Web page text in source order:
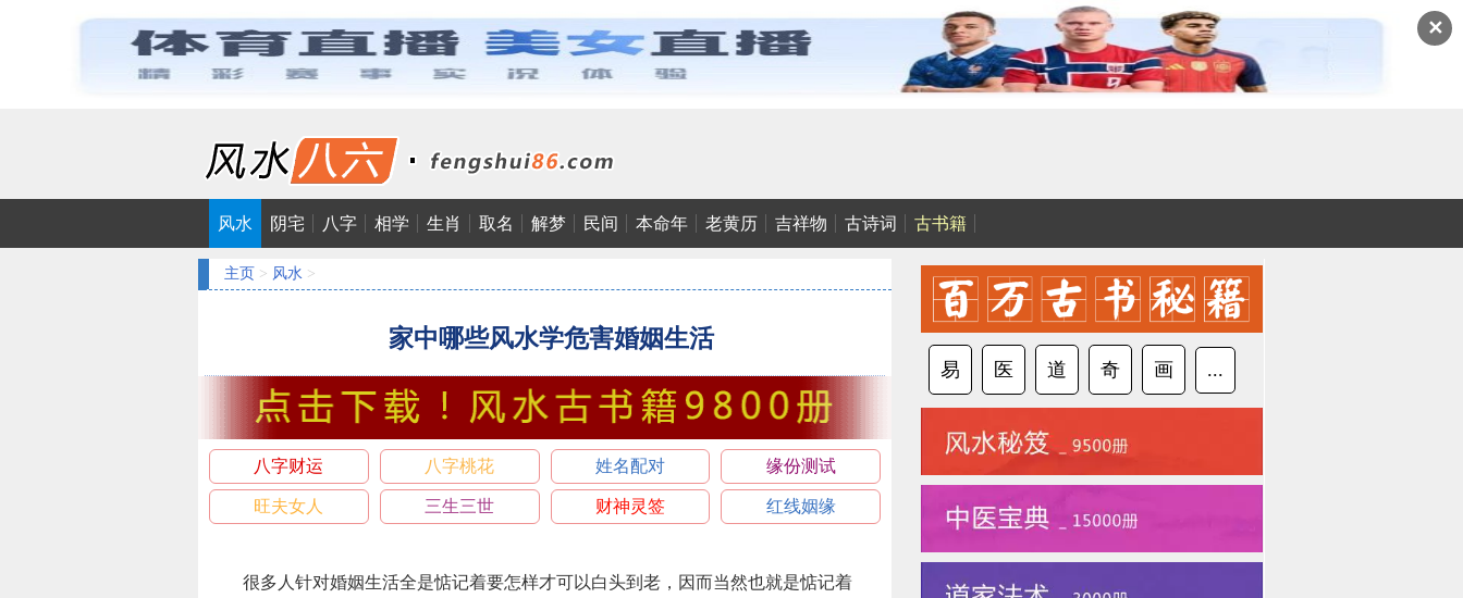
✕
风水 阴宅 八字 相学 生肖 取名 解梦 民间 本命年 老黄历 吉祥物 古诗词 古书籍
主页 > 风水 >
家中哪些风水学危害婚姻生活
八字财运 八字桃花 姓名配对 缘份测试
旺夫女人 三生三世 财神灵签 红线姻缘
很多人针对婚姻生活全是惦记着要怎样才可以白头到老，因而当然也就是惦记着
易 医 道 奇 画 ...